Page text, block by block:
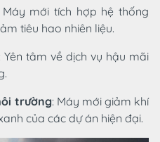
Máy mới tích hợp hệ thống
tiêu hao nhiên liệu.
: Yên tâm về dịch vụ hậu mãi
trường: Máy mới giảm khí
của các dự án hiện đại.